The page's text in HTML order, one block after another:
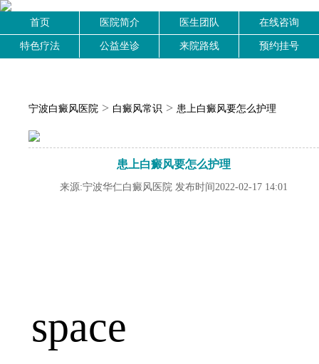
首页 医院简介 医生团队 在线咨询
特色疗法 公益坐诊 来院路线 预约挂号
宁波白癜风医院 > 白癜风常识 > 患上白癜风要怎么护理
患上白癜风要怎么护理
来源:宁波华仁白癜风医院 发布时间2022-02-17 14:01
space